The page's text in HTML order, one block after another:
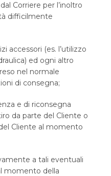
Corriere per l’inoltro
difficilmente
accessori (es. l’utilizzo
ed ogni altro
nel normale
di consegna;
e di riconsegna
da parte del Cliente o
Cliente al momento
a tali eventuali
momento della